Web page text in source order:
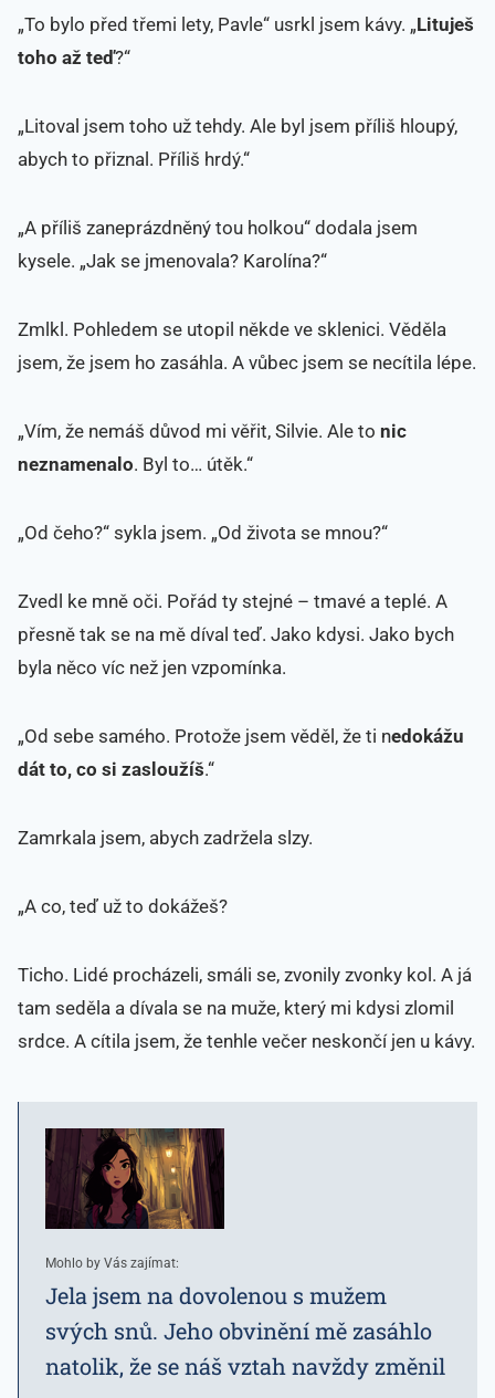
„To bylo před třemi lety, Pavle“ usrkl jsem kávy. „Lituješ
toho až teď?“
„Litoval jsem toho už tehdy. Ale byl jsem příliš hloupý,
abych to přiznal. Příliš hrdý.“
„A příliš zaneprázdněný tou holkou“ dodala jsem
kysele. „Jak se jmenovala? Karolína?“
Zmlkl. Pohledem se utopil někde ve sklenici. Věděla
jsem, že jsem ho zasáhla. A vůbec jsem se necítila lépe.
„Vím, že nemáš důvod mi věřit, Silvie. Ale to nic
neznamenalo. Byl to… útěk.“
„Od čeho?“ sykla jsem. „Od života se mnou?“
Zvedl ke mně oči. Pořád ty stejné – tmavé a teplé. A
přesně tak se na mě díval teď. Jako kdysi. Jako bych
byla něco víc než jen vzpomínka.
„Od sebe samého. Protože jsem věděl, že ti nedokážu
dát to, co si zasloužíš.“
Zamrkala jsem, abych zadržela slzy.
„A co, teď už to dokážeš?
Ticho. Lidé procházeli, smáli se, zvonily zvonky kol. A já
tam seděla a dívala se na muže, který mi kdysi zlomil
srdce. A cítila jsem, že tenhle večer neskončí jen u kávy.
Mohlo by Vás zajímat:
Jela jsem na dovolenou s mužem
svých snů. Jeho obvinění mě zasáhlo
natolik, že se náš vztah navždy změnil